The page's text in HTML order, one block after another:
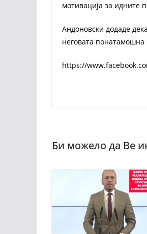
мотивација за идните
Андоновски додаде
неговата понатамошна
https://